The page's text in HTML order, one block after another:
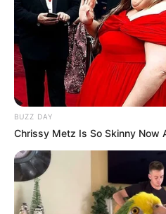
BUZZ DAY
Chrissy Metz Is So Skinny Now